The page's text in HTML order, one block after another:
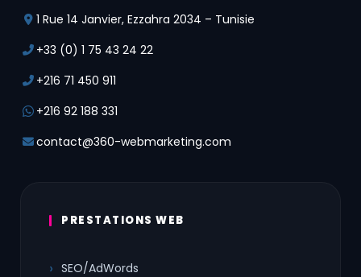
1 Rue 14 Janvier, Ezzahra 2034 – Tunisie
+33 (0) 1 75 43 24 22
+216 71 450 911
+216 92 188 331
contact@360-webmarketing.com
PRESTATIONS WEB
SEO/AdWords